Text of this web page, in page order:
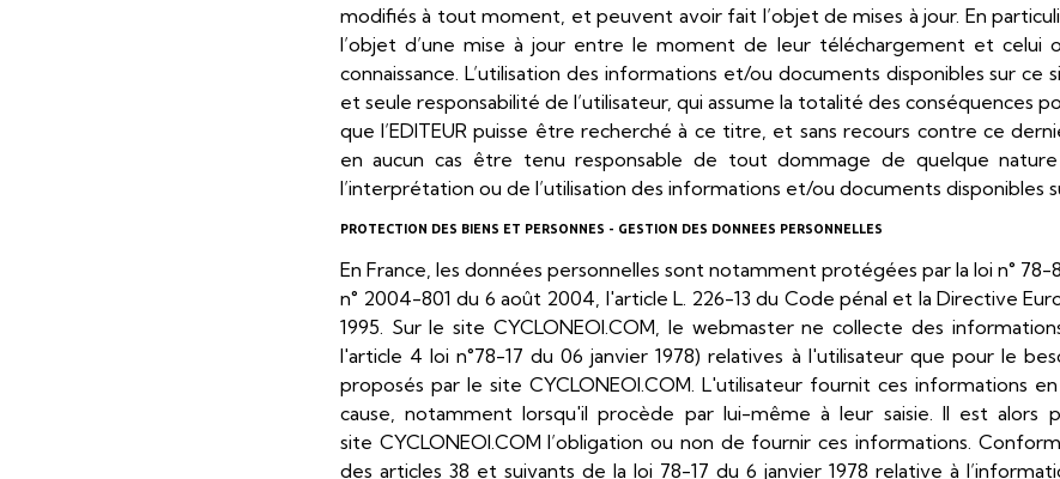
modifiés à tout moment, et peuvent avoir fait l’objet de mises à jour. En
l’objet d’une mise à jour entre le moment de leur téléchargement et celui
connaissance. L’utilisation des informations et/ou documents disponibles sur ce
et seule responsabilité de l’utilisateur, qui assume la totalité des conséquences
que l’EDITEUR puisse être recherché à ce titre, et sans recours contre ce
en aucun cas être tenu responsable de tout dommage de quelque
l’interprétation ou de l’utilisation des informations et/ou documents disponibles
PROTECTION DES BIENS ET PERSONNES - GESTION DES DONNEES PERSONNELLES
En France, les données personnelles sont notamment protégées par la loi n° 78-
n° 2004-801 du 6 août 2004, l'article L. 226-13 du Code pénal et la Directive
1995. Sur le site CYCLONEOI.COM, le webmaster ne collecte des
l'article 4 loi n°78-17 du 06 janvier 1978) relatives à l'utilisateur que pour le
proposés par le site CYCLONEOI.COM. L'utilisateur fournit ces informations
cause, notamment lorsqu'il procède par lui-même à leur saisie. Il est alors
site CYCLONEOI.COM l’obligation ou non de fournir ces informations.
des articles 38 et suivants de la loi 78-17 du 6 janvier 1978 relative à